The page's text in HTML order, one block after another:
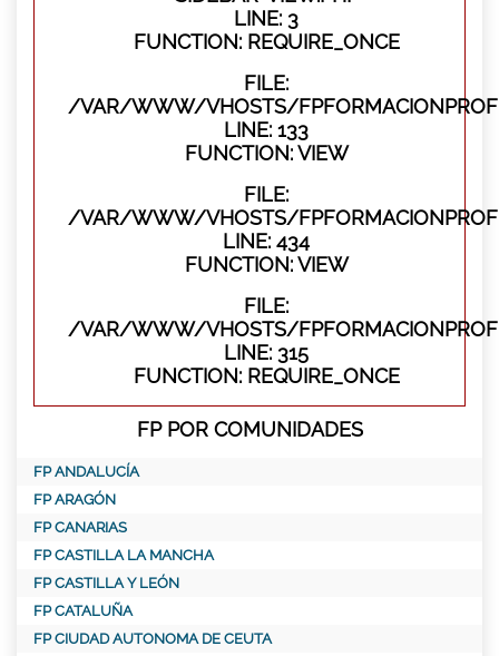
LINE: 3
FUNCTION: REQUIRE_ONCE
FILE:
/VAR/WWW/VHOSTS/
LINE: 133
FUNCTION: VIEW
FILE:
/VAR/WWW/VHOSTS/
LINE: 434
FUNCTION: VIEW
FILE:
/VAR/WWW/VHOSTS/
LINE: 315
FUNCTION: REQUIRE_ONCE
FP POR COMUNIDADES
FP ANDALUCÍA
FP ARAGÓN
FP CANARIAS
FP CASTILLA LA MANCHA
FP CASTILLA Y LEÓN
FP CATALUÑA
FP CIUDAD AUTONOMA DE CEUTA